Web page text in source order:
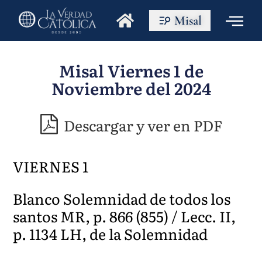
Misal
Misal Viernes 1 de
Noviembre del 2024
Descargar y ver en PDF
VIERNES 1
Blanco Solemnidad de todos los
santos MR, p. 866 (855) / Lecc. II,
p. 1134 LH, de la Solemnidad